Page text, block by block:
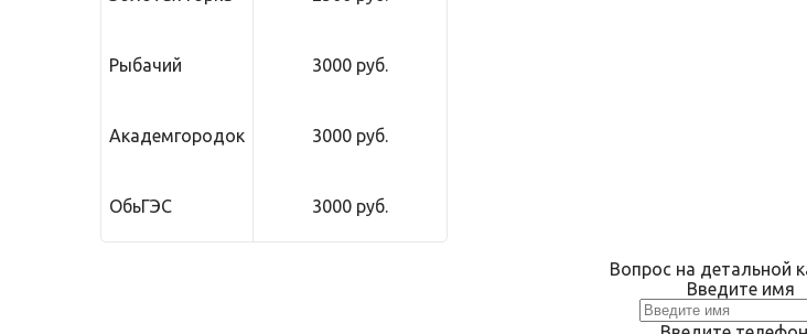
Рыбачий 3000 руб.
Академгородок 3000 руб.
ОбьГЭС 3000 руб.
Вопрос на детальной
Введите имя